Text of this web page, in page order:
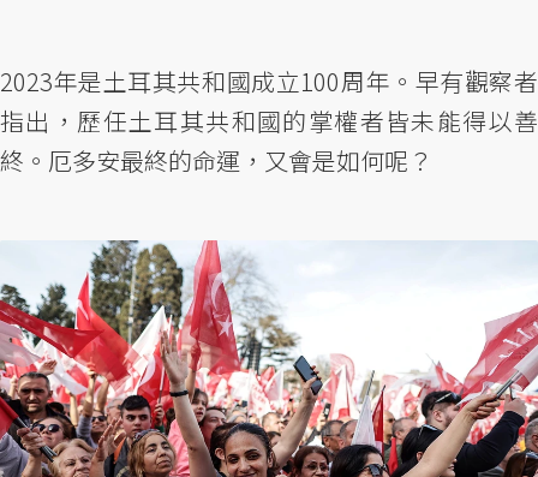
2023年是土耳其共和國成立100周年。早有觀察者
指出，歷任土耳其共和國的掌權者皆未能得以善
終。厄多安最終的命運，又會是如何呢？